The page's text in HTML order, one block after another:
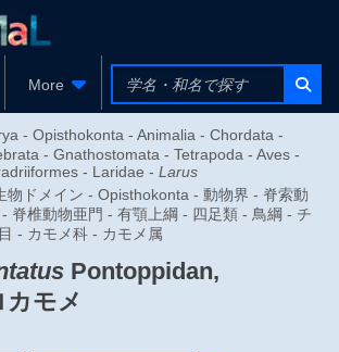
More
- Opisthokonta - Animalia - Chordata -
- Gnathostomata - Tetrapoda - Aves -
- Laridae - Larus
物ドメイン - Opisthokonta - 動物界 - 脊索動
脊椎動物亜門 - 有顎上綱 - 四足類 - 鳥綱 - チ
- カモメ科 - カモメ属
Pontoppidan,
モメ